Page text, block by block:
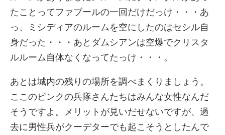
たことってファブールの一回だけだっけ・・・あ
っ、ミシディアのルームを空にしたのはセシル自
身だった・・・あとダムシアンは空爆でクリスタ
ルルーム自体なくなってたっけ・・・。
あとは城内の残りの場所を調べまくりましょう。
ここのピンクの兵隊さんたちはみんな女性なんだ
そうですよ。メリットが見いだせないですが、過
去に男性兵がクーデターでも起こそうとしたんで